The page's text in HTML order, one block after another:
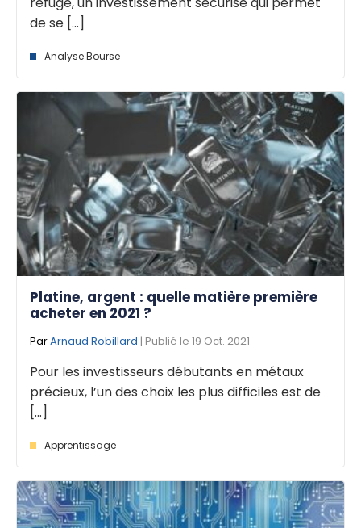
de se [...]
Analyse Bourse
Platine, argent : quelle matière première
acheter en 2021 ?
ParArnaud Robillard | Publié le 19 Oct. 2021
Pour les investisseurs débutants en métaux
précieux, l’un des choix les plus difficiles est de
[...]
Apprentissage